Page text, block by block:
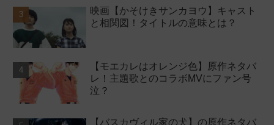
映画【かそけきサンカヨウ】キャスト
と相関図！タイトルの意味とは？
【モエカレはオレンジ色】原作ネタバ
レ！主題歌とのコラボMVにファン号
泣？
【バスカヴィル家の犬】の原作ネタバ